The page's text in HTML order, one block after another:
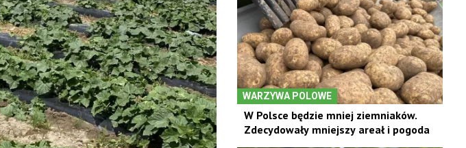
WARZYWA POLOWE
W Polsce będzie mniej ziemniaków.
Zdecydowały mniejszy areał i pogoda